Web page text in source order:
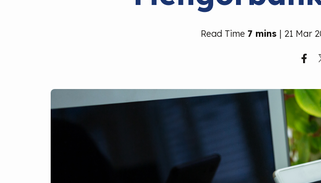
Read Time 7 mins | 21 Mar